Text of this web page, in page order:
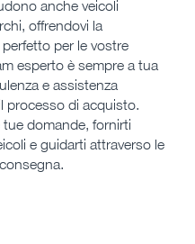
anche veicoli
offrendovi la
per le vostre
esperto è sempre a tua
e assistenza
processo di acquisto.
domande, fornirti
e guidarti attraverso le